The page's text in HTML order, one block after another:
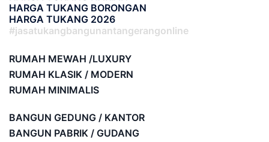
HARGA TUKANG BORONGAN
HARGA TUKANG 2026
#jasatukangbangunantangerangonline
RUMAH MEWAH /LUXURY
RUMAH KLASIK / MODERN
RUMAH MINIMALIS
BANGUN GEDUNG / KANTOR
BANGUN PABRIK / GUDANG